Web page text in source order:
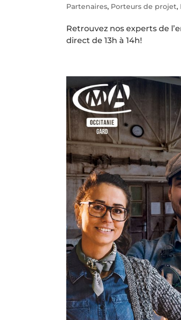
Partenaires, Porteurs de projet,
Retrouvez nos experts de
direct de 13h à 14h!